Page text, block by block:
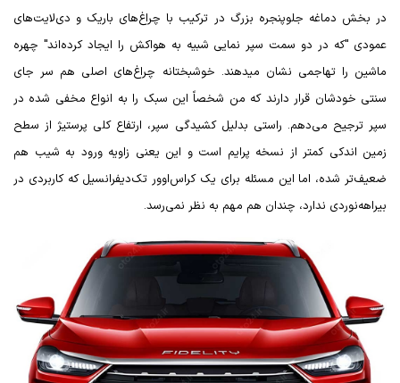
در بخش دماغه جلوپنجره بزرگ در ترکیب با چراغ‌های باریک و دی‌لایت‌های
عمودی "که در دو سمت سپر نمایی شبیه به هواکش را ایجاد کرده‌اند" چهره
ماشین را تهاجمی نشان میدهند. خوشبختانه چراغ‌های اصلی هم سر جای
سنتی خودشان قرار دارند که من شخصاً این سبک را به انواع مخفی شده در
سپر ترجیح می‌دهم. راستی بدلیل کشیدگی سپر، ارتفاع کلی پرستیژ از سطح
زمین اندکی کمتر از نسخه پرایم است و این یعنی زاویه ورود به شیب هم
ضعیف‌تر شده، اما این مسئله برای یک کراس‌اوور تک‌دیفرانسیل که کاربردی در
بیراهه‌نوردی ندارد، چندان هم مهم به نظر نمی‌رسد.